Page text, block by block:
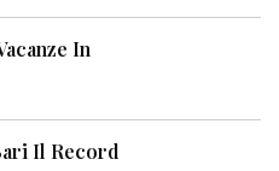
In
Il Record